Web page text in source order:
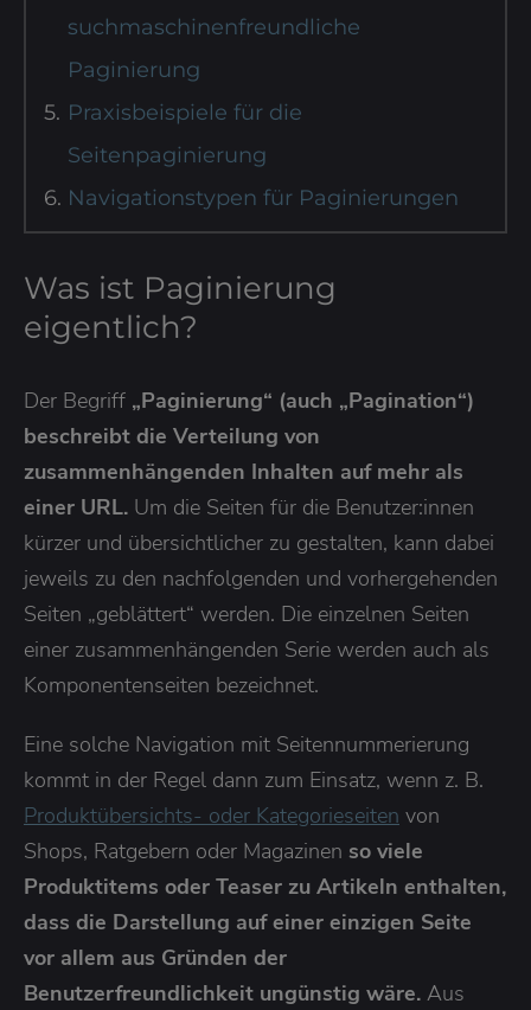
suchmaschinenfreundliche
Paginierung
Praxisbeispiele für die
Seitenpaginierung
Navigationstypen für Paginierungen
Was ist Paginierung
eigentlich?
Der Begriff „Paginierung“ (auch „Pagination“)
beschreibt die Verteilung von
zusammenhängenden Inhalten auf mehr als
einer URL. Um die Seiten für die Benutzer:innen
kürzer und übersichtlicher zu gestalten, kann dabei
jeweils zu den nachfolgenden und vorhergehenden
Seiten „geblättert“ werden. Die einzelnen Seiten
einer zusammenhängenden Serie werden auch als
Komponentenseiten bezeichnet.
Eine solche Navigation mit Seitennummerierung
kommt in der Regel dann zum Einsatz, wenn z. B.
Produktübersichts- oder Kategorieseiten von
Shops, Ratgebern oder Magazinen so viele
Produktitems oder Teaser zu Artikeln enthalten,
dass die Darstellung auf einer einzigen Seite
vor allem aus Gründen der
Benutzerfreundlichkeit ungünstig wäre. Aus